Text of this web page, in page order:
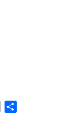
Email